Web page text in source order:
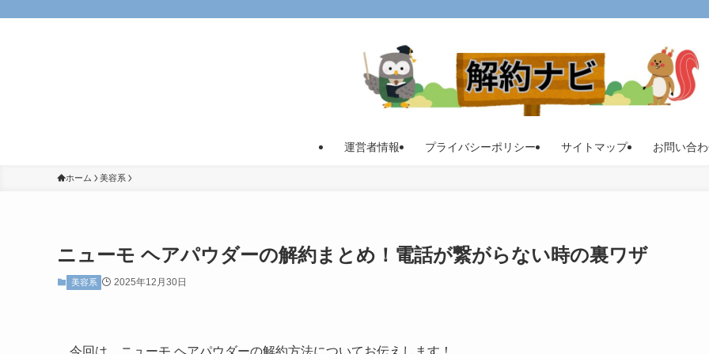
運営者情報 プライバシーポリシー サイトマップ お問い合
ホーム 美容系
ニューモ ヘアパウダーの解約まとめ！電話が繋がらない時の裏ワザ
美容系 2025年12月30日
今回は、ニューモ ヘアパウダーの解約方法についてお伝えします！